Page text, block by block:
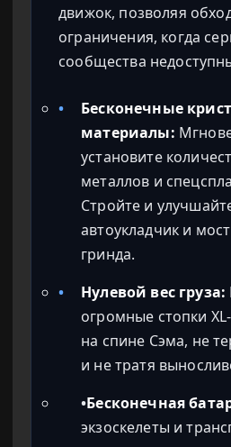
движок, позволяя
ограничения, когда
сообщества
•
Бесконечные
материалы:
установите
металлов и
Стройте и
автоукладчик и
гринда.
•
Нулевой вес груза:
огромные стопки
на спине Сэма, не
и не тратя
•Бесконечная
экзоскелеты и